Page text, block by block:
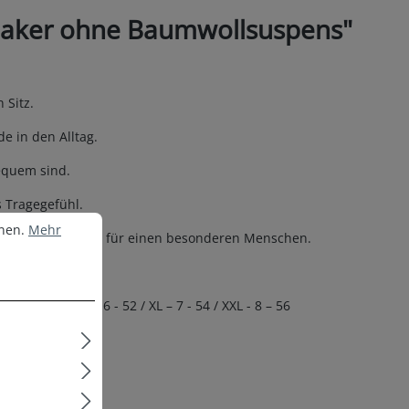
ohne Baumwollsuspens"
Sitz.
in den Alltag.
sind.
Überraschung für einen besonderen Menschen.
– 5 - 50 / L – 6 - 52 / XL – 7 - 54 / XXL - 8 – 56
Mehr Informationen ...
Mehr